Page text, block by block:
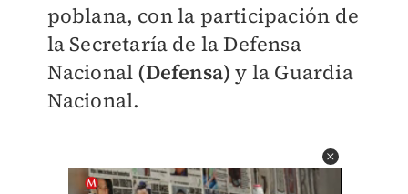
poblana, con la participación de
la Secretaría de la Defensa
Nacional (Defensa)y la Guardia
Nacional.